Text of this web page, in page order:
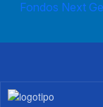
Fondos Next
Imagen